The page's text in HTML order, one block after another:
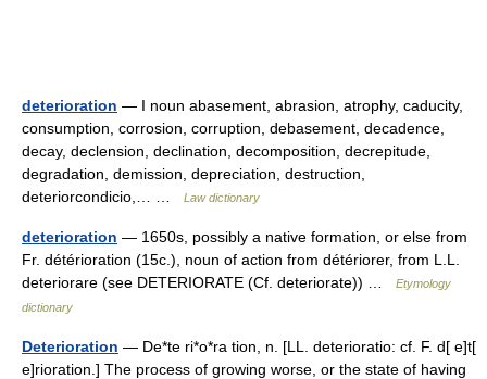
deterioration — I noun abasement, abrasion, atrophy, caducity,
consumption, corrosion, corruption, debasement, decadence,
decay, declension, declination, decomposition, decrepitude,
degradation, demission, depreciation, destruction,
deteriorcondicio,… …
Law dictionary
deterioration — 1650s, possibly a native formation, or else from
Fr. détérioration (15c.), noun of action from détériorer, from L.L.
deteriorare (see DETERIORATE (Cf. deteriorate)) …
Etymology
dictionary
Deterioration — De*te ri*o*ra tion, n. [LL. deterioratio: cf. F. d[ e]t[
e]rioration.] The process of growing worse, or the state of having